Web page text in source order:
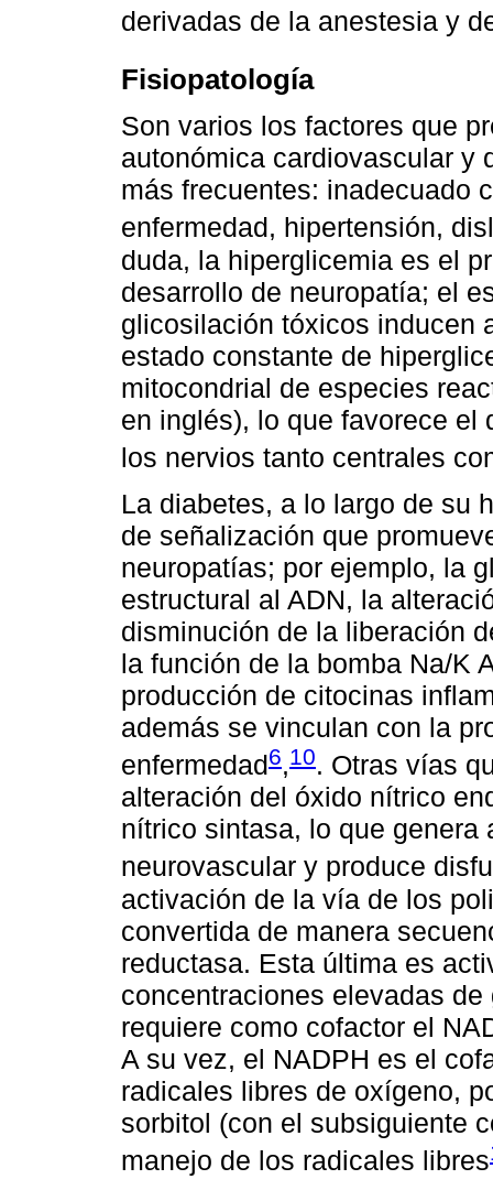
derivadas de la anestesia y
Fisiopatología
Son varios los factores que
autonómica cardiovascular y
más frecuentes: inadecuado
enfermedad, hipertensión,
duda, la hiperglicemia es el
desarrollo de neuropatía; el
glicosilación tóxicos inducen
estado constante de
mitocondrial de especies
en inglés), lo que favorece el
los nervios tanto centrales
La diabetes, a lo largo de su
de señalización que
neuropatías; por ejemplo, la
estructural al ADN, la
disminución de la liberación
la función de la bomba Na/K
producción de citocinas
además se vinculan con la
enfermedad6,10. Otras vías
alteración del óxido nítrico
nítrico sintasa, lo que genera
neurovascular y produce
activación de la vía de los
convertida de manera
reductasa. Esta última es
concentraciones elevadas
requiere como cofactor el
A su vez, el NADPH es el
radicales libres de oxígeno,
sorbitol (con el subsiguiente
manejo de los radicales libres